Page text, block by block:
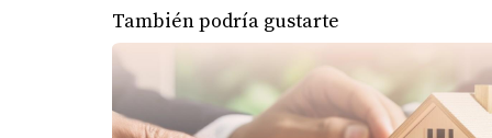
creativas, optaron por combinar varias
que sirviera como oficina y área recreativa
disponible sin comprometer su presupuesto.
Combinando Soluciones Flexibles
También podría gustarte